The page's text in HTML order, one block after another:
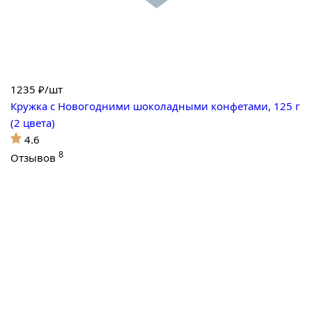
1235 ₽/шт
Кружка с Новогодними шоколадными конфетами, 125 г
(2 цвета)
4.6
Отзывов 8